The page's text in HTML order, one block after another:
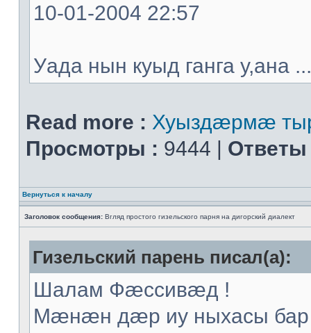
10-01-2004 22:57
Уада нын куыд ганга у,ана ...
Read more : Хуыздæрмæ
Просмотры : 9444 | Ответы
Вернуться к началу
Заголовок сообщения: Вгляд простого гизельского парня на дигорский диалект
Гизельский парень писал(а):
Шалам Фæссивæд !
Мæнæн дæр иу ныхасы бар